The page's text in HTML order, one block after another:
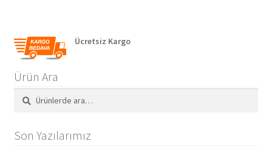
Ücretsiz Kargo
Ürün Ara
Ara:
Ara
Son Yazılarımız